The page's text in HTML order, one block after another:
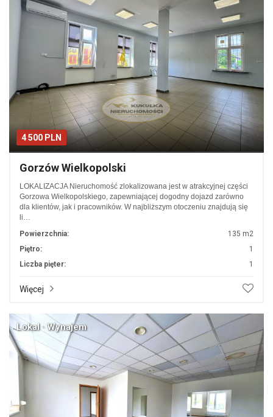
4 500 PLN
Gorzów Wielkopolski
LOKALIZACJA Nieruchomość zlokalizowana jest w atrakcyjnej części
Gorzowa Wielkopolskiego, zapewniającej dogodny dojazd zarówno
dla klientów, jak i pracowników. W najbliższym otoczeniu znajdują się
li…
Powierzchnia:
135 m2
Piętro:
1
Liczba pięter:
1
Więcej
Lokal · Wynajem